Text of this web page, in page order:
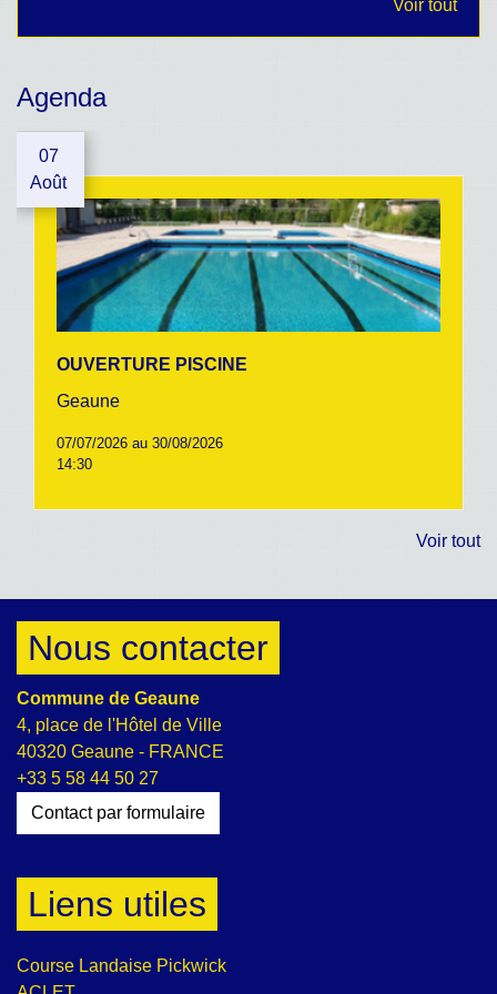
Voir tout
Agenda
07
Août
OUVERTURE PISCINE
Geaune
07/07/2026 au 30/08/2026
14:30
Voir tout
Nous contacter
Commune de Geaune
4, place de l'Hôtel de Ville
40320 Geaune - FRANCE
+33 5 58 44 50 27
Contact par formulaire
Liens utiles
Course Landaise Pickwick